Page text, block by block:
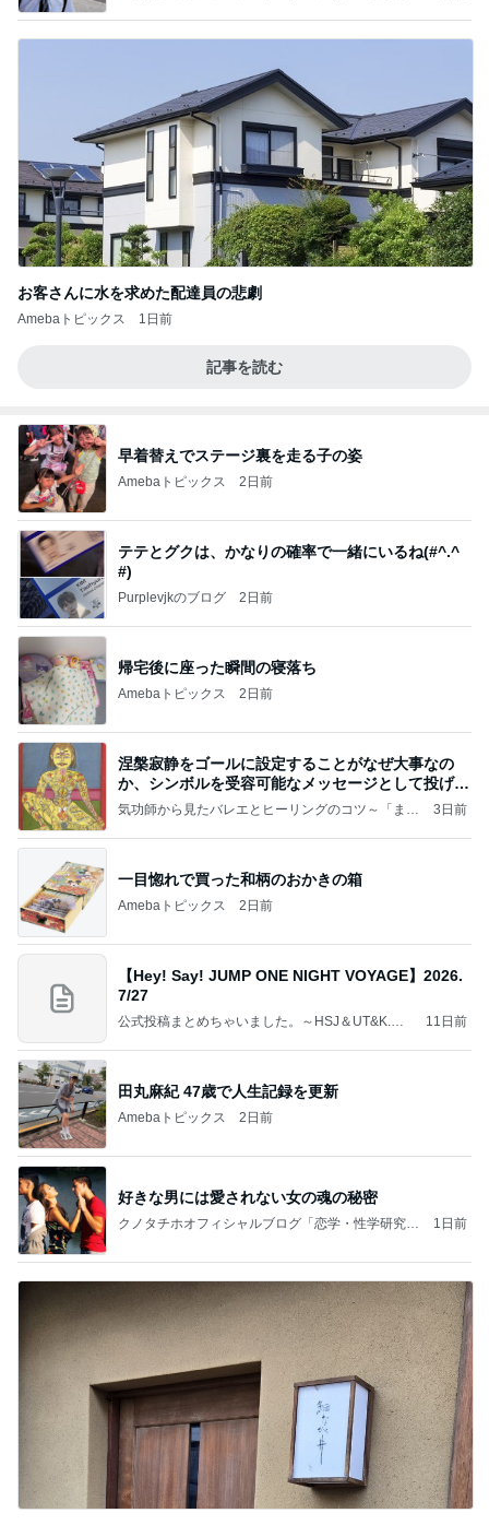
お客さんに水を求めた配達員の悲劇
Amebaトピックス 1日前
記事を読む
早着替えでステージ裏を走る子の姿
Amebaトピックス 2日前
テテとグクは、かなりの確率で一緒にいるね(#^.^
#)
Purplevjkのブログ 2日前
帰宅後に座った瞬間の寝落ち
Amebaトピックス 2日前
涅槃寂静をゴールに設定することがなぜ大事なの
か、シンボルを受容可能なメッセージとして投げる
ことが
気功師から見たバレエとヒーリングのコツ～「まと
3日前
一目惚れで買った和柄のおかきの箱
Amebaトピックス 2日前
【Hey! Say! JUMP ONE NIGHT VOYAGE】2026.
7/27
公式投稿まとめちゃいました。～HSJ＆UT&K.O.
11日前
田丸麻紀 47歳で人生記録を更新
Amebaトピックス 2日前
好きな男には愛されない女の魂の秘密
クノタチホオフィシャルブログ「恋学・性学研究
1日前